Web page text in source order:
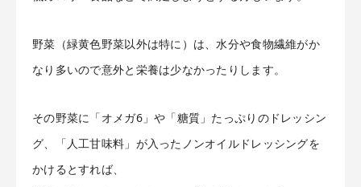
野菜（緑黄色野菜以外は特に）は、水分や食物繊維がか
なり多いので意外と栄養は少なかったりします。
その野菜に「オメガ6」や「糖質」たっぷりのドレッシン
グ、「人工甘味料」が入ったノンオイルドレッシングを
かけるとすれば、